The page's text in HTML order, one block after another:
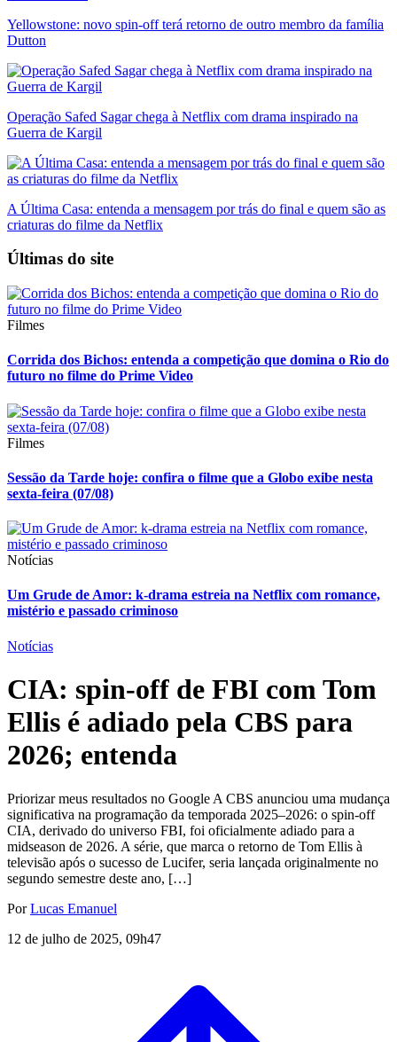
Yellowstone: novo spin-off terá retorno de outro membro da família
Dutton
Operação Safed Sagar chega à Netflix com drama inspirado na
Guerra de Kargil
A Última Casa: entenda a mensagem por trás do final e quem são as
criaturas do filme da Netflix
Últimas do site
Filmes
Corrida dos Bichos: entenda a competição que domina o Rio do
futuro no filme do Prime Video
Filmes
Sessão da Tarde hoje: confira o filme que a Globo exibe nesta
sexta-feira (07/08)
Notícias
Um Grude de Amor: k-drama estreia na Netflix com romance,
mistério e passado criminoso
Notícias
CIA: spin-off de FBI com Tom
Ellis é adiado pela CBS para
2026; entenda
Priorizar meus resultados no Google A CBS anunciou uma mudança
significativa na programação da temporada 2025–2026: o spin-off
CIA, derivado do universo FBI, foi oficialmente adiado para a
midseason de 2026. A série, que marca o retorno de Tom Ellis à
televisão após o sucesso de Lucifer, seria lançada originalmente no
segundo semestre deste ano, […]
PorLucas Emanuel
12 de julho de 2025, 09h47